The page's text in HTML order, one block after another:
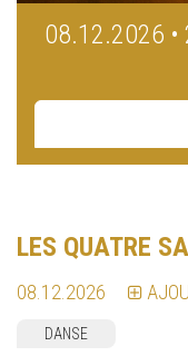
08.12.2026 •
LES QUATRE
08.12.2026
DANSE